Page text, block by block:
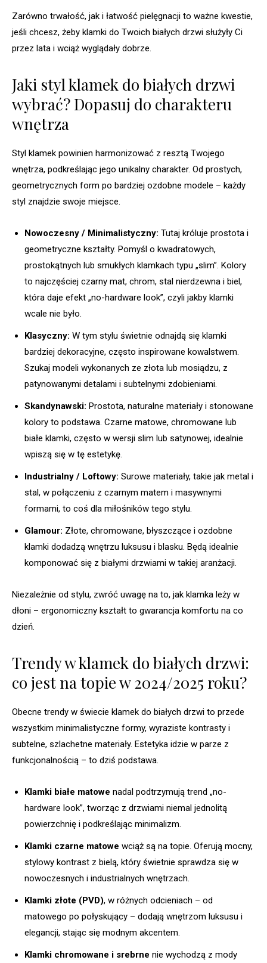
Zarówno trwałość, jak i łatwość pielęgnacji to ważne kwestie,
jeśli chcesz, żeby klamki do Twoich białych drzwi służyły Ci
przez lata i wciąż wyglądały dobrze.
Jaki styl klamek do białych drzwi
wybrać? Dopasuj do charakteru
wnętrza
Styl klamek powinien harmonizować z resztą Twojego
wnętrza, podkreślając jego unikalny charakter. Od prostych,
geometrycznych form po bardziej ozdobne modele – każdy
styl znajdzie swoje miejsce.
Nowoczesny / Minimalistyczny: Tutaj króluje prostota i
geometryczne kształty. Pomyśl o kwadratowych,
prostokątnych lub smukłych klamkach typu „slim”. Kolory
to najczęściej czarny mat, chrom, stal nierdzewna i biel,
która daje efekt „no-hardware look”, czyli jakby klamki
wcale nie było.
Klasyczny: W tym stylu świetnie odnajdą się klamki
bardziej dekoracyjne, często inspirowane kowalstwem.
Szukaj modeli wykonanych ze złota lub mosiądzu, z
patynowanymi detalami i subtelnymi zdobieniami.
Skandynawski: Prostota, naturalne materiały i stonowane
kolory to podstawa. Czarne matowe, chromowane lub
białe klamki, często w wersji slim lub satynowej, idealnie
wpiszą się w tę estetykę.
Industrialny / Loftowy: Surowe materiały, takie jak metal i
stal, w połączeniu z czarnym matem i masywnymi
formami, to coś dla miłośników tego stylu.
Glamour: Złote, chromowane, błyszczące i ozdobne
klamki dodadzą wnętrzu luksusu i blasku. Będą idealnie
komponować się z białymi drzwiami w takiej aranżacji.
Niezależnie od stylu, zwróć uwagę na to, jak klamka leży w
dłoni – ergonomiczny kształt to gwarancja komfortu na co
dzień.
Trendy w klamek do białych drzwi:
co jest na topie w 2024/2025 roku?
Obecne trendy w świecie klamek do białych drzwi to przede
wszystkim minimalistyczne formy, wyraziste kontrasty i
subtelne, szlachetne materiały. Estetyka idzie w parze z
funkcjonalnością – to dziś podstawa.
Klamki białe matowe nadal podtrzymują trend „no-
hardware look”, tworząc z drzwiami niemal jednolitą
powierzchnię i podkreślając minimalizm.
Klamki czarne matowe wciąż są na topie. Oferują mocny,
stylowy kontrast z bielą, który świetnie sprawdza się w
nowoczesnych i industrialnych wnętrzach.
Klamki złote (PVD), w różnych odcieniach – od
matowego po połyskujący – dodają wnętrzom luksusu i
elegancji, stając się modnym akcentem.
Klamki chromowane i srebrne nie wychodzą z mody